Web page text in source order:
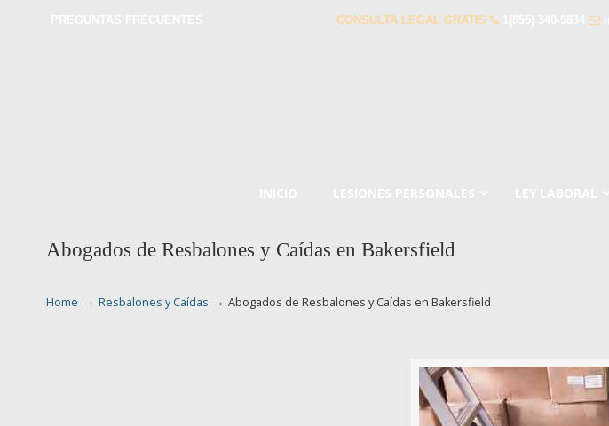
CONSULTA LEGAL GRATIS
Abogados de Resbalones y Caídas en Bakersfield
Home → Resbalones y Caídas → Abogados de Resbalones y Caídas en Bakersfield